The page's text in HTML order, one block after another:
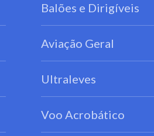
Balões e Dirigíveis
Aviação Geral
Ultraleves
Voo Acrobático